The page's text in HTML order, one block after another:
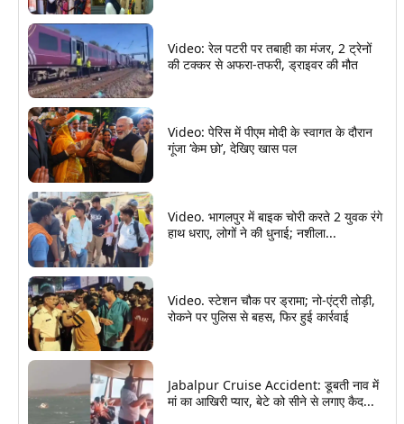
Video: रेल पटरी पर तबाही का मंजर, 2 ट्रेनों
की टक्कर से अफरा-तफरी, ड्राइवर की मौत
Video: पेरिस में पीएम मोदी के स्वागत के दौरान
गूंजा ‘केम छो’, देखिए खास पल
Video. भागलपुर में बाइक चोरी करते 2 युवक रंगे
हाथ धराए, लोगों ने की धुनाई; नशीला...
Video. स्टेशन चौक पर ड्रामा; नो-एंट्री तोड़ी,
रोकने पर पुलिस से बहस, फिर हुई कार्रवाई
Jabalpur Cruise Accident: डूबती नाव में
मां का आखिरी प्यार, बेटे को सीने से लगाए कैद...